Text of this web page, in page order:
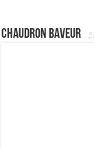
Chaudron Baveur